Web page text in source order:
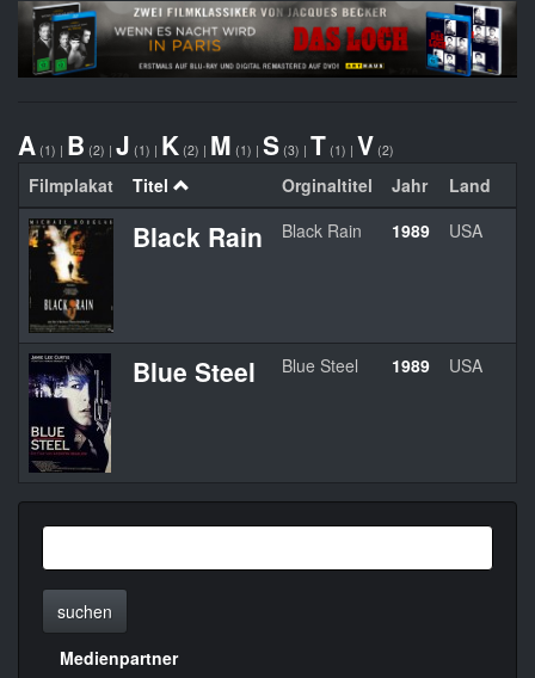
A (1) | B (2) | J (1) | K (2) | M (1) | S (3) | T (1) | V (2)
Filmplakat Titel Orginaltitel Jahr Land
Black Rain Black Rain 1989 USA
Blue Steel Blue Steel 1989 USA
suchen
Medienpartner